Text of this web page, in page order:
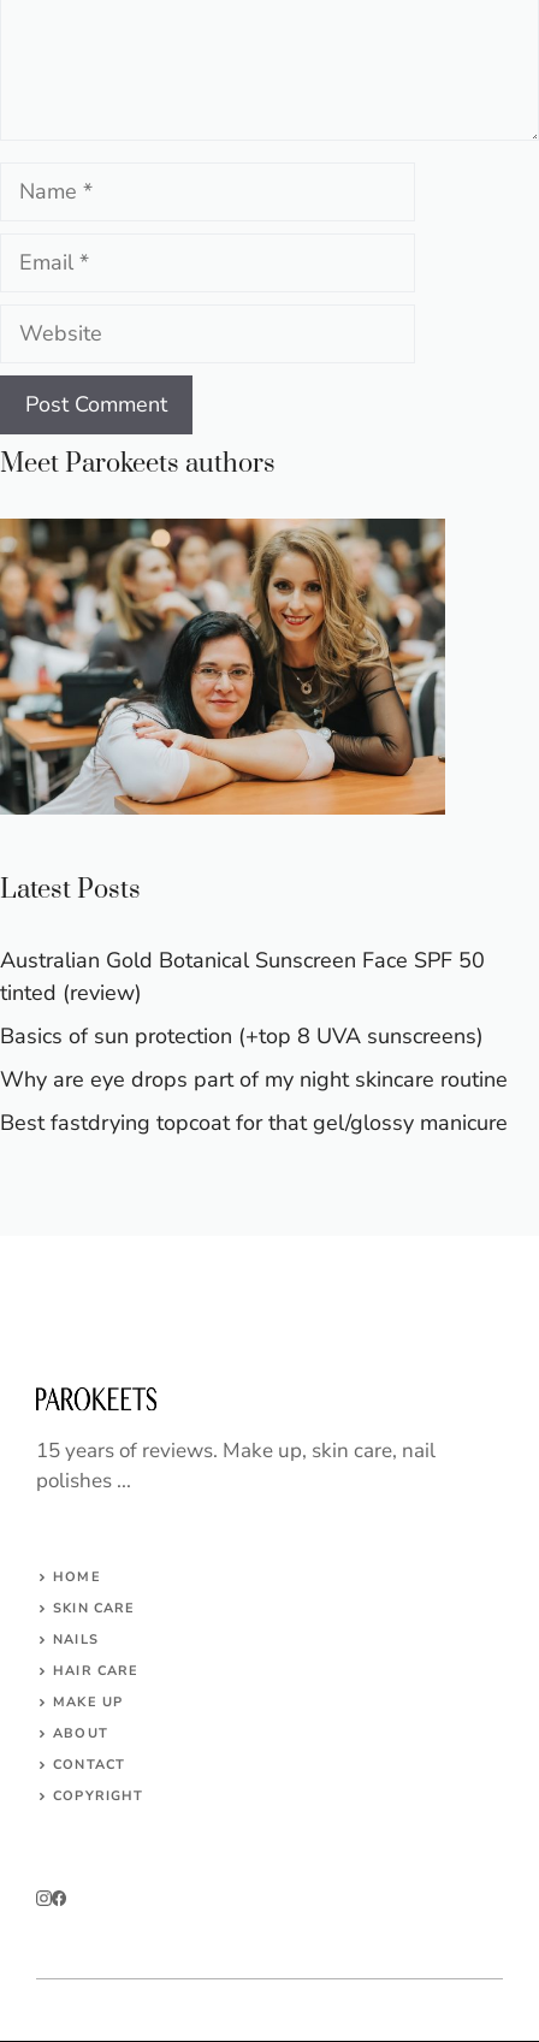
Name
Email
Website
Meet Parokeets authors
Latest Posts
Australian Gold Botanical Sunscreen Face SPF 50
tinted (review)
Basics of sun protection (+top 8 UVA sunscreens)
Why are eye drops part of my night skincare routine
Best fastdrying topcoat for that gel/glossy manicure
15 years of reviews. Make up, skin care, nail
polishes ...
HOME
SKIN CARE
NAILS
HAIR CARE
MAKE UP
ABOUT
CONTACT
COPYRIGHT